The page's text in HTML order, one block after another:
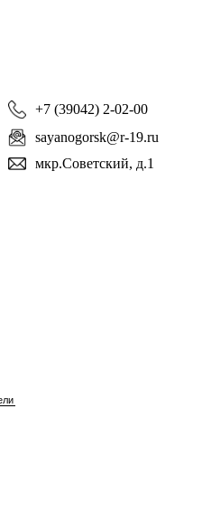
+7 (39042) 2-02-00
sayanogorsk@r-19.ru
мкр.Советский, д.1